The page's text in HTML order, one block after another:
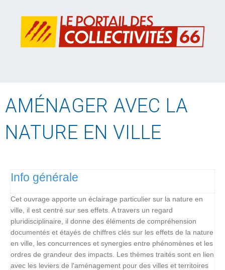
AMÉNAGER AVEC LA
NATURE EN VILLE
Info générale
Cet ouvrage apporte un éclairage particulier sur la nature en
ville, il est centré sur ses effets. A travers un regard
pluridisciplinaire, il donne des éléments de compréhension
documentés et étayés de chiffres clés sur les effets de la nature
en ville, les concurrences et synergies entre phénomènes et les
ordres de grandeur des impacts. Les thèmes traités sont en lien
avec les leviers de l'aménagement pour des villes et territoires